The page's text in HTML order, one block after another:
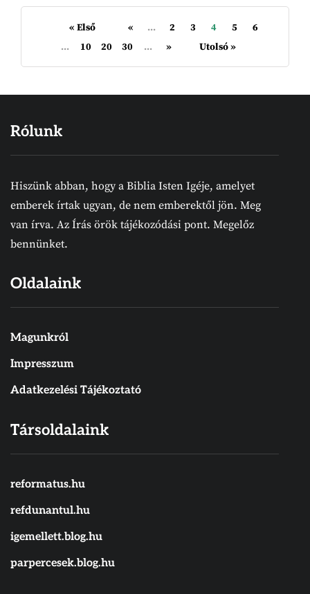
« Első « ... 2 3 4 5
6
...
10 20 30 ... » Utolsó »
Rólunk
Hiszünk abban, hogy a Biblia Isten Igéje, amelyet
emberek írtak ugyan, de nem emberektől jön. Meg
van írva. Az Írás örök tájékozódási pont. Megelőz
bennünket.
Oldalaink
Magunkról
Impresszum
Adatkezelési Tájékoztató
Társoldalaink
reformatus.hu
refdunantul.hu
igemellett.blog.hu
parpercesek.blog.hu